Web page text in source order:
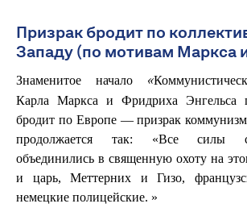
Призрак бродит по
Западу (по мотивам Маркса
Знаменитое начало
Карла Маркса и Фридриха Энгельса
бродит по Европе — призрак
продолжается так: «Все силы
объединились в священную охоту на
и царь, Меттерних и Гизо,
немецкие полицейские. »